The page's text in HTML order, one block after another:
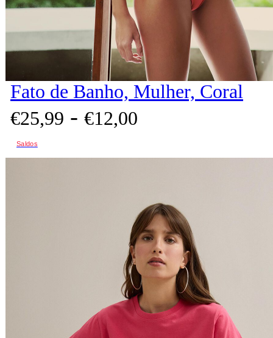
Fato de Banho, Mulher, Coral
€25,99 - €12,00
Saldos